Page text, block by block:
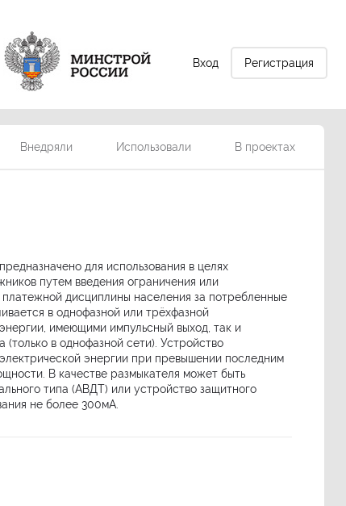
Вход Регистрация
Внедряли Использовали В проектах
для использования в целях
путем введения ограничения или
дисциплины населения за потребленные
в однофазной или трёхфазной
имеющими импульсный выход, так и
в однофазной сети). Устройство
энергии при превышении последним
В качестве размыкателя может быть
типа (АВДТ) или устройство защитного
не более 300мА.